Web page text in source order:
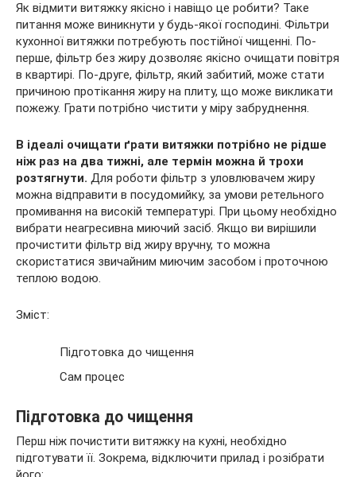
Як відмити витяжку якісно і навіщо це робити? Таке
питання може виникнути у будь-якої господині. Фільтри
кухонної витяжки потребують постійної чищенні. По-
перше, фільтр без жиру дозволяє якісно очищати повітря
в квартирі. По-друге, фільтр, який забитий, може стати
причиною протікання жиру на плиту, що може викликати
пожежу. Грати потрібно чистити у міру забруднення.
В ідеалі очищати ґрати витяжки потрібно не рідше
ніж раз на два тижні, але термін можна й трохи
розтягнути. Для роботи фільтр з уловлювачем жиру
можна відправити в посудомийку, за умови ретельного
промивання на високій температурі. При цьому необхідно
вибрати неагресивна миючий засіб. Якщо ви вирішили
прочистити фільтр від жиру вручну, то можна
скористатися звичайним миючим засобом і проточною
теплою водою.
Зміст:
Підготовка до чищення
Сам процес
Підготовка до чищення
Перш ніж почистити витяжку на кухні, необхідно
підготувати її. Зокрема, відключити прилад і розібрати